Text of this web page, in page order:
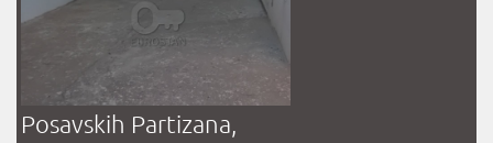
Posavskih Partizana,